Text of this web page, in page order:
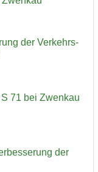
der Ver­kehrs­
71 bei Zwenkau
der